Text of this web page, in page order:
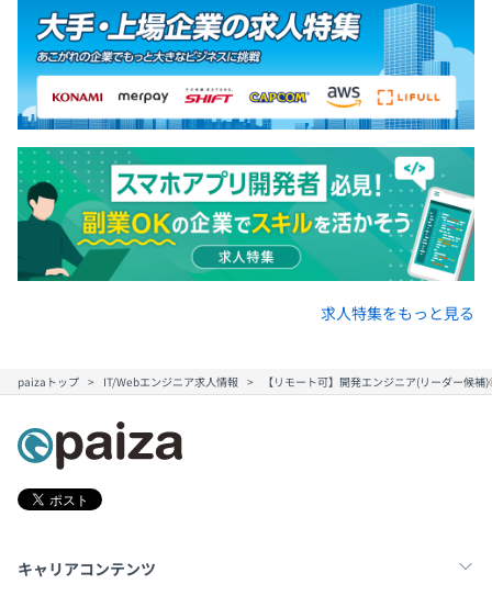
求人特集をもっと見る
paizaトップ IT/Webエンジニア求人情報 【リモート可】開発エンジニア(リーダー候
キャリアコンテンツ